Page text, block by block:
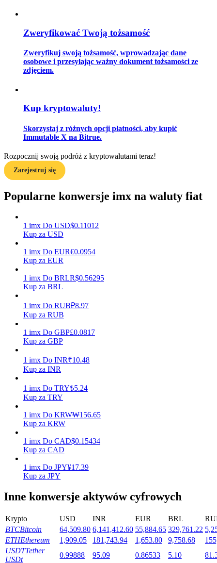
Strategie handlowe
Zarabiać
Mocna Świnka
Codziennie zdobywaj konkurencyjne nagrody
Wysokie zyski i natychmiastowy dostęp
Launchpool
tokenach
Zweryfikować Twoją tożsamość
Zweryfikuj swoją tożsamość, wprowadzając dane
osobowe i przesyłając ważny dokument tożsamości ze
zdjęciem.
Kup kryptowaluty!
Skorzystaj z różnych opcji płatności, aby kupić
Immutable X na Bitrue.
Rozpocznij swoją podróż z kryptowalutami teraz!
Zarejestruj się
Popularne konwersje imx na waluty fiat
1 imx Do USD$0.11012
Kup za USD
1 imx Do EUR€0.0954
Kup za EUR
1 imx Do BRLR$0.56295
Kup za BRL
1 imx Do RUB₽8.97
Kup za RUB
1 imx Do GBP£0.0817
Kup za GBP
1 imx Do INR₹10.48
Kup za INR
1 imx Do TRY₺5.24
Kup za TRY
1 imx Do KRW₩156.65
Kup za KRW
1 imx Do CAD$0.15434
Kup za CAD
1 imx Do JPY¥17.39
Kup za JPY
Inne konwersje aktywów cyfrowych
Krypto USD INR EUR BRL
BTCBitcoin 64,509.80 6,141,412.60 55,884.65 329,761.22
ETHEthereum 1,909.05 181,743.94 1,653.80 9,758.68
USDTTether
USDt
0.99888 95.09 0.86533 5.10